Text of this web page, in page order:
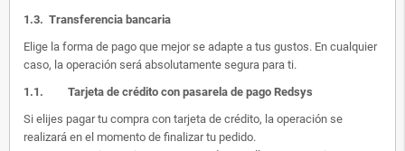
1.3. Transferencia bancaria
Elige la forma de pago que mejor se adapte a tus gustos. En cualquier
caso, la operación será absolutamente segura para ti.
1.1. Tarjeta de crédito con pasarela de pago Redsys
Si elijes pagar tu compra con tarjeta de crédito, la operación se
realizará en el momento de finalizar tu pedido.